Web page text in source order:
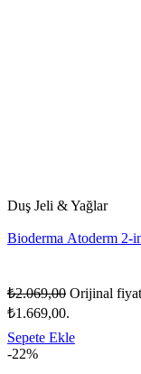
Duş Jeli & Yağlar
Bioderma Atoderm 2-
₺2.069,00 Orijinal
₺1.669,00.
Sepete Ekle
-22%